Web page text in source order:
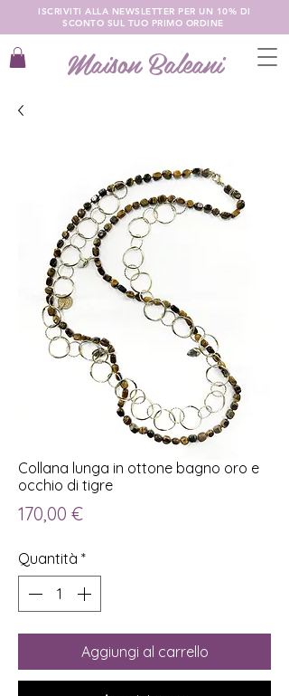
Maison Baleani
ISCRIVITI ALLA NEWSLETTER PER UN 10% DI
SCONTO SUL TUO PRIMO ORDINE
Collana lunga in ottone bagno oro e
occhio di tigre
170,00 €Prezzo
Quantità *
Aggiungi al carrello